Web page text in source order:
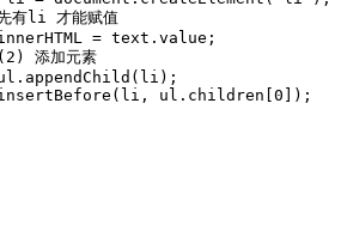
li 才能赋值
= text.value;
添加元素
ul.children[0]);